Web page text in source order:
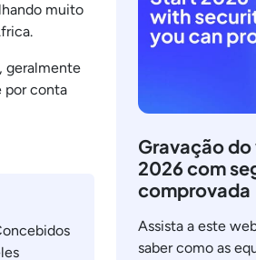
muito
geralmente
por conta
Gravação
2026 com
comprovada
Assista a este
saber como as